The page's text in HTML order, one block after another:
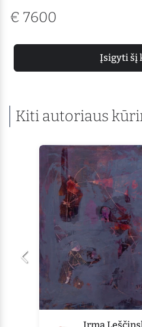
€ 7600
Įsigyti šį
Kiti autoriaus